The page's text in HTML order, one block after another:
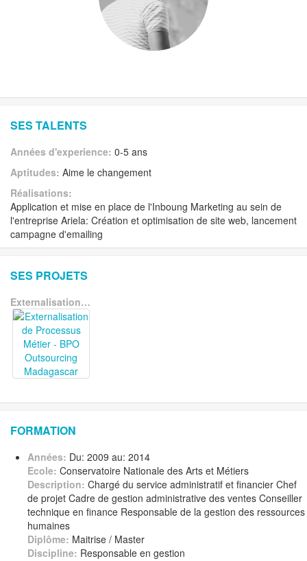
SES TALENTS
Années d'experience: 0-5 ans
Aptitudes: Aime le changement
Réalisations:
Application et mise en place de l'Inboung Marketing au sein de
l'entreprise Ariela: Création et optimisation de site web, lancement
campagne d'emailing
SES PROJETS
Externalisation de Processus Métier - BPO Outsourcing Madagascar
FORMATION
Années: Du: 2009 au: 2014
Ecole: Conservatoire Nationale des Arts et Métiers
Description: Chargé du service administratif et financier Chef
de projet Cadre de gestion administrative des ventes Conseiller
technique en finance Responsable de la gestion des ressources
humaines
Diplôme: Maitrise / Master
Discipline: Responsable en gestion